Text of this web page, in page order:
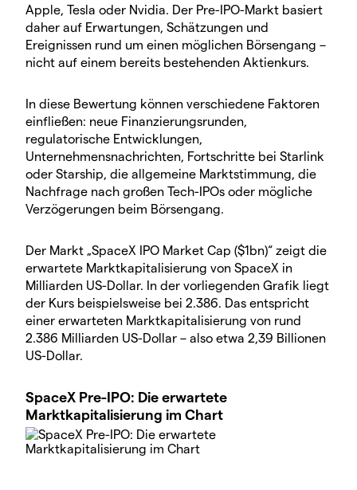
Apple, Tesla oder Nvidia. Der Pre-IPO-Markt basiert
daher auf Erwartungen, Schätzungen und
Ereignissen rund um einen möglichen Börsengang –
nicht auf einem bereits bestehenden Aktienkurs.
In diese Bewertung können verschiedene Faktoren
einfließen: neue Finanzierungsrunden,
regulatorische Entwicklungen,
Unternehmensnachrichten, Fortschritte bei Starlink
oder Starship, die allgemeine Marktstimmung, die
Nachfrage nach großen Tech-IPOs oder mögliche
Verzögerungen beim Börsengang.
Der Markt „SpaceX IPO Market Cap ($1bn)“ zeigt die
erwartete Marktkapitalisierung von SpaceX in
Milliarden US-Dollar. In der vorliegenden Grafik liegt
der Kurs beispielsweise bei 2.386. Das entspricht
einer erwarteten Marktkapitalisierung von rund
2.386 Milliarden US-Dollar – also etwa 2,39 Billionen
US-Dollar.
SpaceX Pre-IPO: Die erwartete
Marktkapitalisierung im Chart